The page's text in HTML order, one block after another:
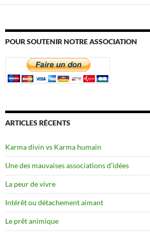
POUR SOUTENIR NOTRE ASSOCIATION
ARTICLES RÉCENTS
Karma divin vs Karma humain
Une des mauvaises associations d’idées
La peur de vivre
Intérêt ou détachement aimant
Le prêt animique